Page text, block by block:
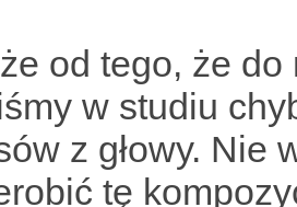
od tego, że
w studiu
z głowy. Nie
tę